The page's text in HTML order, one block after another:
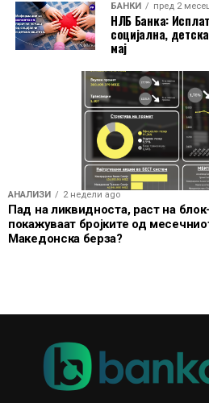
БАНКИ пред 2
НЛБ Банка:
социјална,
мај
АНАЛИЗИ 2 недели ago
Пад на ликвидноста, раст на
покажуваат бројките од
Македонска берза?